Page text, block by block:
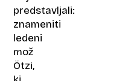
predstavljali:
znameniti
ledeni
mož
Ötzi,